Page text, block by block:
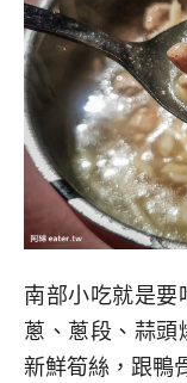
南部小吃就是要
蔥、蔥段、蒜頭
新鮮筍絲，跟鴨